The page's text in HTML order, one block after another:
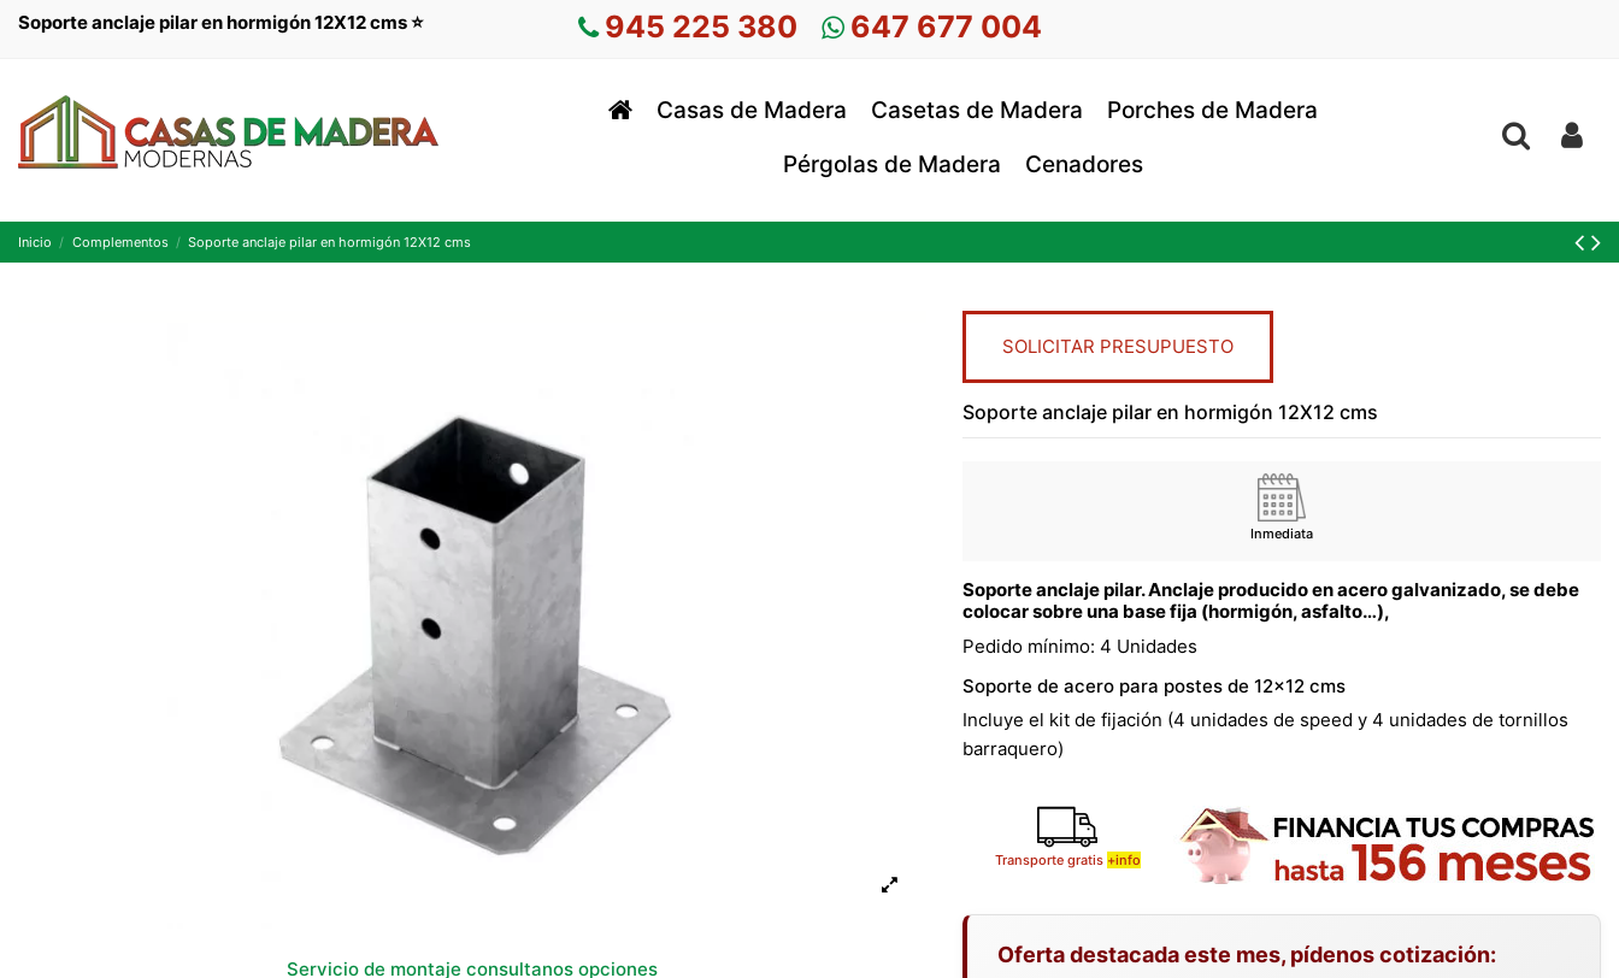
Soporte anclaje pilar en hormigón 12X12 cms ⭐ 945 225 380 647 677 004
Casas de Madera Casetas de Madera
Porches de Madera
Pérgolas de Madera
Cenadores
Inicio Complementos Soporte anclaje pilar en hormigón 12X12 cms
Servicio de montaje consultanos opciones
SOLICITAR PRESUPUESTO
Soporte anclaje pilar en hormigón 12X12 cms
Inmediata
Soporte anclaje pilar. Anclaje producido en acero galvanizado, se debe
colocar sobre una base fija (hormigón, asfalto…),
Pedido mínimo: 4 Unidades
Soporte de acero para postes de 12x12 cms
Incluye el kit de fijación (4 unidades de speed y 4 unidades de tornillos
barraquero)
Transporte gratis +info
Oferta destacada este mes, pídenos cotización: